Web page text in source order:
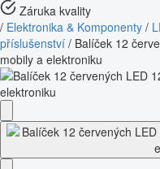
Záruka kvality
/ Elektronika & Komponenty /
příslušenství / Balíček 12
mobily a elektroniku